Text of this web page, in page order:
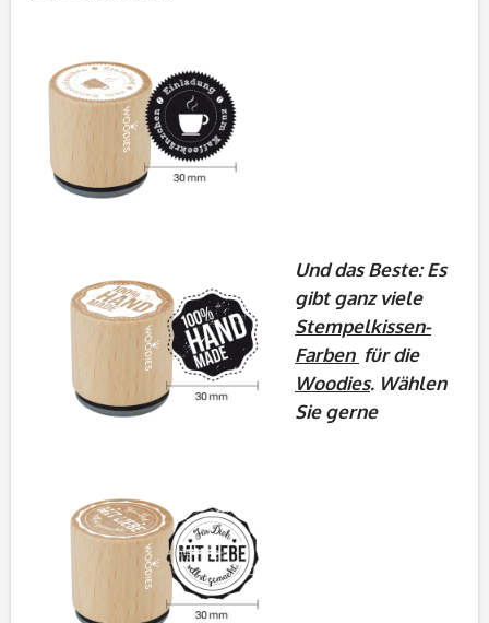
Und das Beste: Es
gibt ganz viele
Stempelkissen-
Farben für die
Woodies. Wählen
Sie gerne